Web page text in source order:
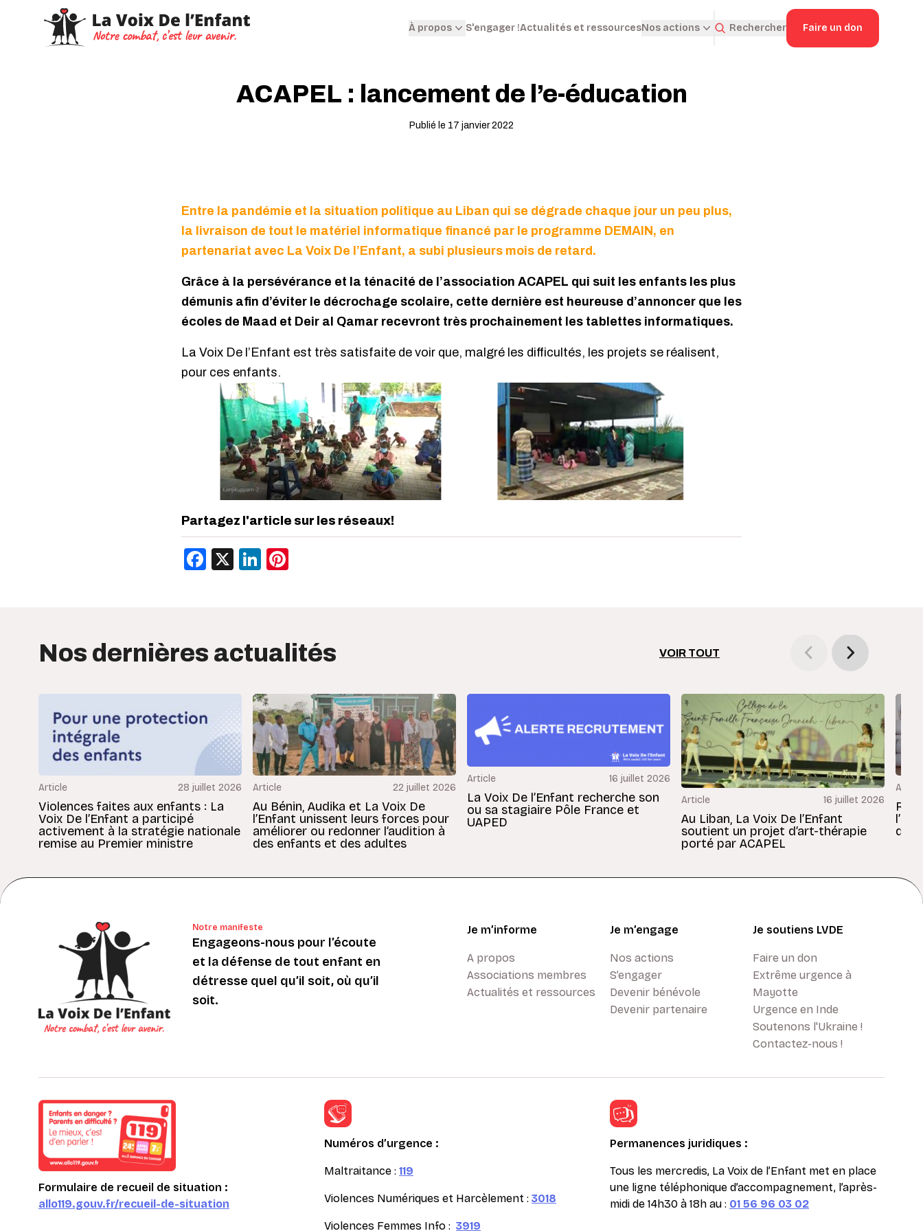
À propos S'engager !Actualités et ressourcesNos actions Rechercher Faire un don
ACAPEL : lancement de l’e-éducation
Publié le 17 janvier 2022
Entre la pandémie et la situation politique au Liban qui se dégrade chaque jour un peu plus,
la livraison de tout le matériel informatique financé par le programme DEMAIN, en
partenariat avec La Voix De l’Enfant, a subi plusieurs mois de retard.
Grâce à la persévérance et la ténacité de l’association ACAPEL qui suit les enfants les plus
démunis afin d’éviter le décrochage scolaire, cette dernière est heureuse d’annoncer que les
écoles de Maad et Deir al Qamar recevront très prochainement les tablettes informatiques.
La Voix De l’Enfant est très satisfaite de voir que, malgré les difficultés, les projets se réalisent,
pour ces enfants.
Partagez l'article sur les réseaux!
Facebook
X LinkedIn
Nos dernières actualités VOIR TOUT
Article 28 juillet 2026
Violences faites aux enfants : La
Voix De l’Enfant a participé
activement à la stratégie nationale
remise au Premier ministre
Article 22 juillet 2026
Au Bénin, Audika et La Voix De
l’Enfant unissent leurs forces pour
améliorer ou redonner l’audition à
des enfants et des adultes
Article 16 juillet 2026
La Voix De l’Enfant recherche son
ou sa stagiaire Pôle France et
UAPED
Article 16 juillet 2026
Au Liban, La Voix De l’Enfant
soutient un projet d’art-thérapie
porté par ACAPEL
Notre manifeste
Engageons-nous pour l’écoute
et la défense de tout enfant en
détresse quel qu’il soit, où qu’il
soit.
Je m’informe
A propos
Associations membres
Actualités et ressources
Je m’engage
Nos actions
S’engager
Devenir bénévole
Devenir partenaire
Je soutiens LVDE
Faire un don
Extrême urgence à
Mayotte
Urgence en Inde
Soutenons l'Ukraine !
Contactez-nous !
Formulaire de recueil de situation :
allo119.gouv.fr/recueil-de-situation
Numéros d’urgence :
Maltraitance : 119
Violences Numériques et Harcèlement : 3018
Violences Femmes Info : 3919
Permanences juridiques :
Tous les mercredis, La Voix de l’Enfant met en place
une ligne téléphonique d’accompagnement, l’après-
midi de 14h30 à 18h au : 01 56 96 03 02